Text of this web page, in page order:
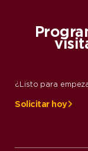
¿Listo para
Solicitar hoy